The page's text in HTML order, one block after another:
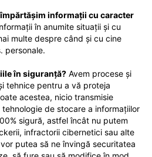
informații cu caracter
în anumite situații și cu
multe despre când și cu cine
personale.
în siguranță? Avem procese și
tehnice pentru a vă proteja
acestea, nicio transmisie
de stocare a informațiilor
sigură, astfel încât nu putem
infractorii cibernetici sau alte
putea să ne învingă securitatea